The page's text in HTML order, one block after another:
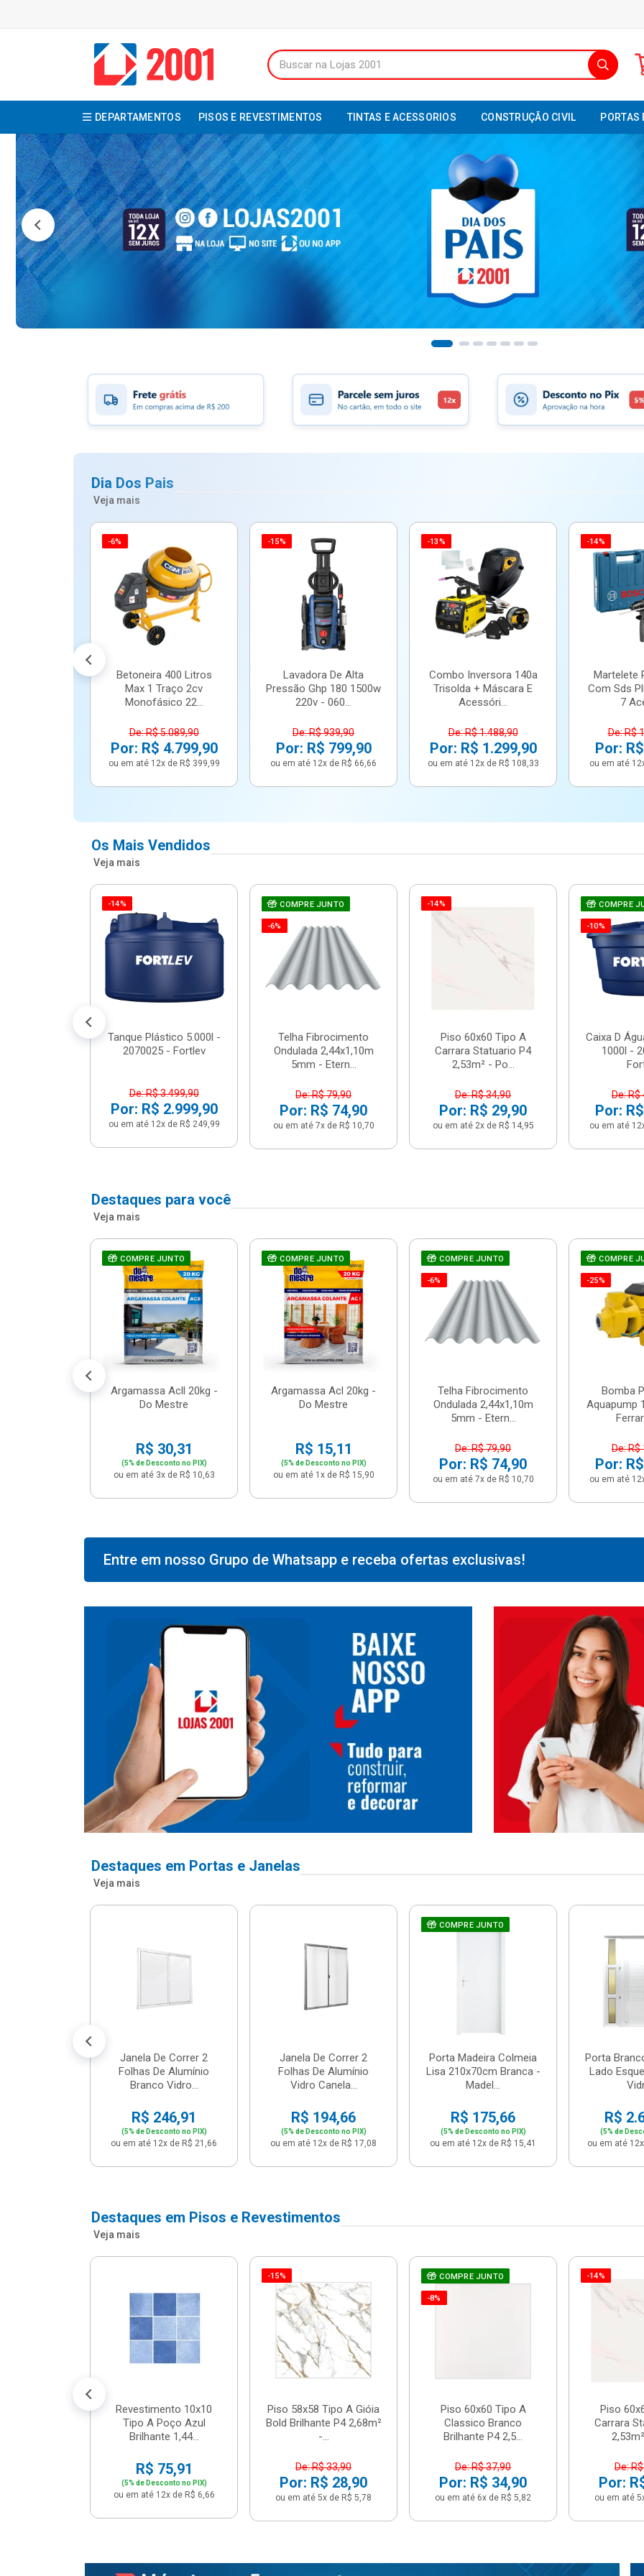
DEPARTAMENTOS PISOS E REVESTIMENTOS TINTAS E ACESSORIOS CONSTRUÇÃO CIVIL PORTAS
Dia Dos Pais
Veja mais
-6%
Betoneira 400 Litros
Max 1 Traço 2cv
Monofásico 22...
De: R$ 5.089,90
Por: R$ 4.799,90
ou em até 12x de R$ 399,99
-15%
Lavadora De Alta
Pressão Ghp 180 1500w
220v - 060...
De: R$ 939,90
Por: R$ 799,90
ou em até 12x de R$ 66,66
-13%
Combo Inversora 140a
Trisolda + Máscara E
Acessóri...
De: R$ 1.488,90
Por: R$ 1.299,90
ou em até 12x de R$ 108,33
-14%
Martelete
Com Sds
7
De: R$
Por:
ou em até
Os Mais Vendidos
Veja mais
-14%
Tanque Plástico 5.000l -
2070025 - Fortlev
De: R$ 3.499,90
Por: R$ 2.999,90
ou em até 12x de R$ 249,99
COMPRE JUNTO
-6%
Telha Fibrocimento
Ondulada 2,44x1,10m
5mm - Etern...
De: R$ 79,90
Por: R$ 74,90
ou em até 7x de R$ 10,70
-14%
Piso 60x60 Tipo A
Carrara Statuario P4
2,53m² - Po...
De: R$ 34,90
Por: R$ 29,90
ou em até 2x de R$ 14,95
COMPRE
-10%
Caixa D
1000l -
De: R$
Por:
ou em até
Destaques para você
Veja mais
COMPRE JUNTO
Argamassa Acll 20kg -
Do Mestre
R$ 30,31
(5% de Desconto no PIX)
ou em até 3x de R$ 10,63
COMPRE JUNTO
Argamassa Acl 20kg -
Do Mestre
R$ 15,11
(5% de Desconto no PIX)
ou em até 1x de R$ 15,90
COMPRE JUNTO
-6%
Telha Fibrocimento
Ondulada 2,44x1,10m
5mm - Etern...
De: R$ 79,90
Por: R$ 74,90
ou em até 7x de R$ 10,70
COMPRE
-25%
Bomba
Aquapump
De: R$
Por:
ou em até
Entre em nosso Grupo de Whatsapp e receba ofertas exclusivas!
Destaques em Portas e Janelas
Veja mais
Janela De Correr 2
Folhas De Alumínio
Branco Vidro...
R$ 246,91
(5% de Desconto no PIX)
ou em até 12x de R$ 21,66
Janela De Correr 2
Folhas De Alumínio
Vidro Canela...
R$ 194,66
(5% de Desconto no PIX)
ou em até 12x de R$ 17,08
COMPRE JUNTO
Porta Madeira Colmeia
Lisa 210x70cm Branca -
Madel...
R$ 175,66
(5% de Desconto no PIX)
ou em até 12x de R$ 15,41
Porta
Lado
R$
(5% de
ou em até
Destaques em Pisos e Revestimentos
Veja mais
Revestimento 10x10
Tipo A Poço Azul
Brilhante 1,44...
R$ 75,91
(5% de Desconto no PIX)
ou em até 12x de R$ 6,66
-15%
Piso 58x58 Tipo A Gióia
Bold Brilhante P4 2,68m²
-...
De: R$ 33,90
Por: R$ 28,90
ou em até 5x de R$ 5,78
COMPRE JUNTO
-8%
Piso 60x60 Tipo A
Classico Branco
Brilhante P4 2,5...
De: R$ 37,90
Por: R$ 34,90
ou em até 6x de R$ 5,82
-14%
Piso
Carrara
De:
Por:
ou em até